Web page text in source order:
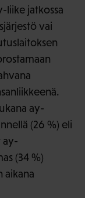
liike jatkossa
vai
ay-
(26 %) eli
ay-
(34 %)
aikana